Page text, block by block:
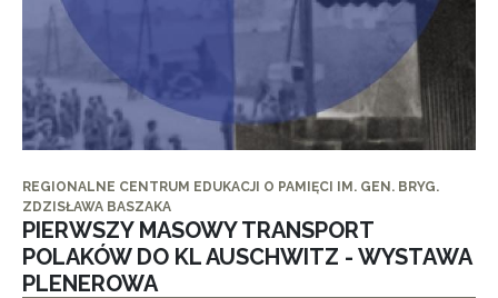
REGIONALNE CENTRUM EDUKACJI O PAMIĘCI IM. GEN. BRYG.
ZDZISŁAWA BASZAKA
PIERWSZY MASOWY TRANSPORT
POLAKÓW DO KL AUSCHWITZ - WYSTAWA
PLENEROWA